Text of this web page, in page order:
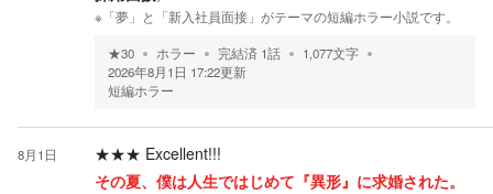
※「夢」と「新入社員面接」がテーマの短編ホラー小説です。
★30 ホラー 完結済 1話 1,077文字
2026年8月1日 17:22更新
短編ホラー
8月1日 ★★★ Excellent!!!
その夏、僕は人生ではじめて『異形』に求婚された。